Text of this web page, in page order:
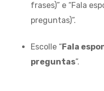
frases)” e “Fala
preguntas)”.
Escolle “Fala
preguntas”.